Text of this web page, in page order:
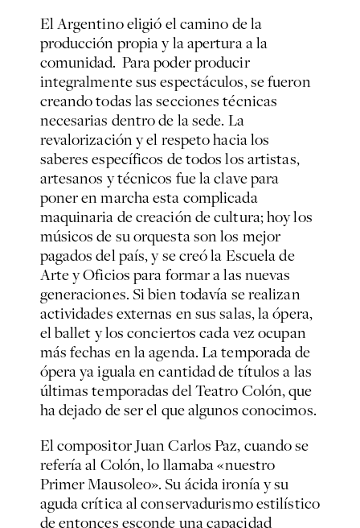
El Argentino eligió el camino de la
producción propia y la apertura a la
comunidad. Para poder producir
integralmente sus espectáculos, se fueron
creando todas las secciones técnicas
necesarias dentro de la sede. La
revalorización y el respeto hacia los
saberes específicos de todos los artistas,
artesanos y técnicos fue la clave para
poner en marcha esta complicada
maquinaria de creación de cultura; hoy los
músicos de su orquesta son los mejor
pagados del país, y se creó la Escuela de
Arte y Oficios para formar a las nuevas
generaciones. Si bien todavía se realizan
actividades externas en sus salas, la ópera,
el ballet y los conciertos cada vez ocupan
más fechas en la agenda. La temporada de
ópera ya iguala en cantidad de títulos a las
últimas temporadas del Teatro Colón, que
ha dejado de ser el que algunos conocimos.
El compositor Juan Carlos Paz, cuando se
refería al Colón, lo llamaba «nuestro
Primer Mausoleo». Su ácida ironía y su
aguda crítica al conservadurismo estilístico
de entonces esconde una capacidad